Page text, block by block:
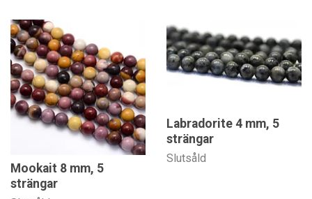
Mookait 8 mm, 5
strängar
Labradorite 4 mm, 5
strängar
Slutsåld